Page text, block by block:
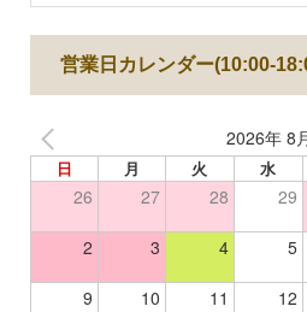
営業日カレンダー(10:00-
2026年 8
日 月 火 水
26 27 28 29
2 3 4 5
9 10 11 12